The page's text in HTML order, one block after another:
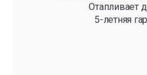
Отапливает
5-летняя